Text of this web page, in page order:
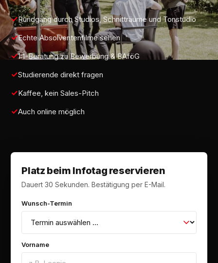
Rundgang durch Studios, Schnitträume und Tonstudio
Echte Absolventenfilme sehen
1:1-Beratung zu Bewerbung & BAföG
Studierende direkt fragen
Kaffee, kein Sales-Pitch
Auch online möglich
Platz beim Infotag reservieren
Dauert 30 Sekunden. Bestätigung per E-Mail.
Wunsch-Termin
Vorname